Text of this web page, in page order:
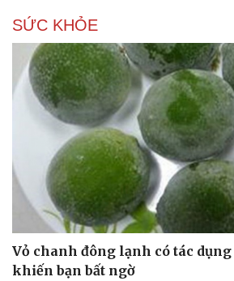
SỨC KHỎE
Vỏ chanh đông lạnh có tác dụng
khiến bạn bất ngờ